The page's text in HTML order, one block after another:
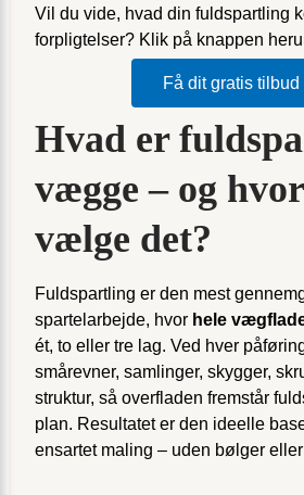
Vil du vide, hvad din fuldspartling
forpligtelser? Klik på knappen
Få dit gratis tilbud
Hvad er
vægge – og
vælge det?
Fuldspartling er den mest
spartelarbejde, hvor hele
ét, to eller tre lag. Ved hver
smårevner, samlinger, skygger,
struktur, så overfladen fremstår
plan. Resultatet er den ideelle
ensartet maling – uden bølger